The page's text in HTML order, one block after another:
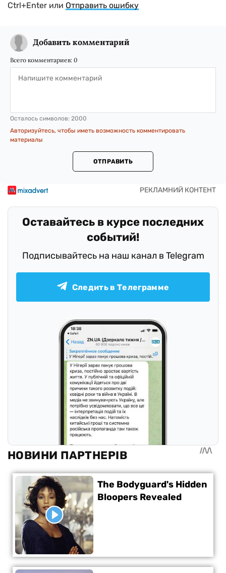
Ctrl+Enter или Отправить ошибку
Добавить комментарий
Всего комментариев: 0
Осталось символов: 2000
Авторизуйтесь, чтобы иметь возможность комментировать
материалы
ОТПРАВИТЬ
Оставайтесь в курсе последних
событий!
Подписывайтесь на наш канал в Telegram
Следить в Телеграмме